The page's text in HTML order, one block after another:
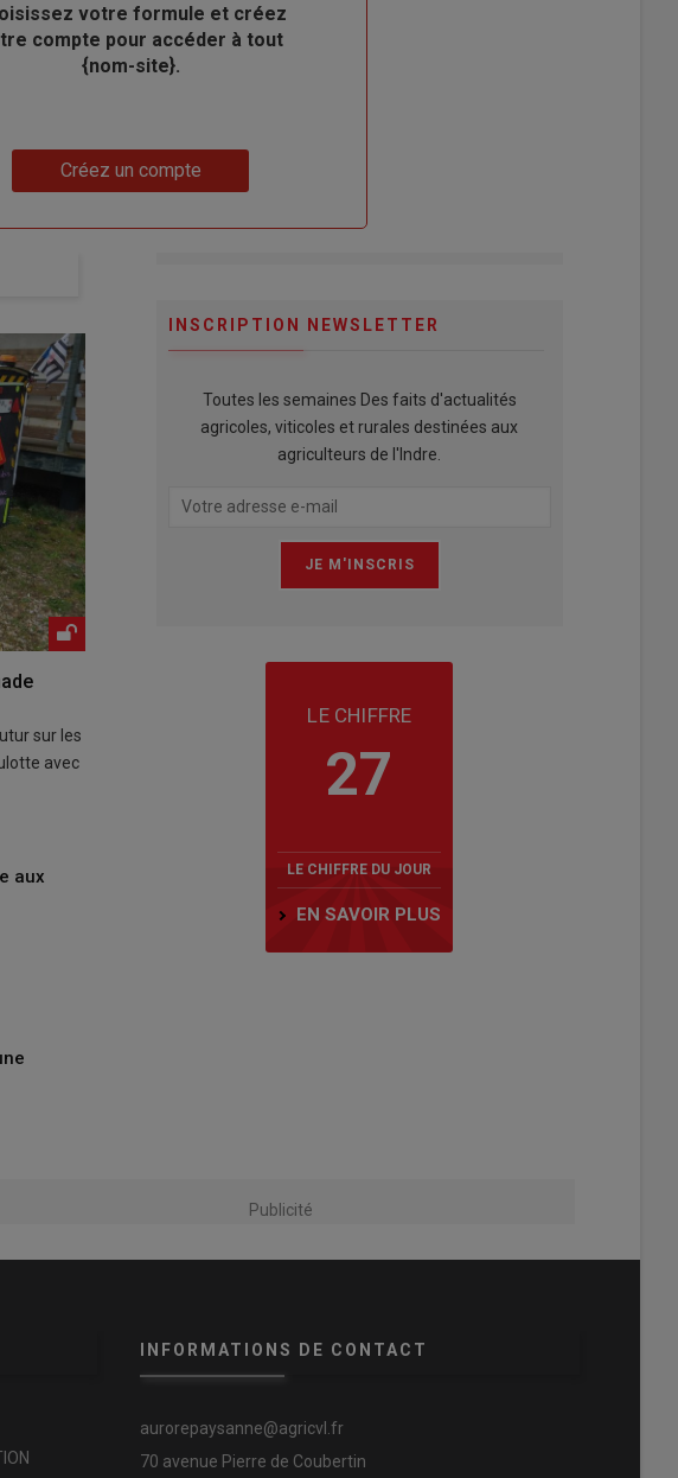
votre formule et créez
compte pour accéder à tout
{nom-site}.
Créez un compte
sur les
avec
aux
INSCRIPTION NEWSLETTER
Toutes les semaines Des faits d'actualités
agricoles, viticoles et rurales destinées aux
agriculteurs de l'Indre.
LE CHIFFRE
27
LE CHIFFRE DU JOUR
EN SAVOIR PLUS
Publicité
INFORMATIONS DE CONTACT
aurorepaysanne@agricvl.fr
70 avenue Pierre de Coubertin